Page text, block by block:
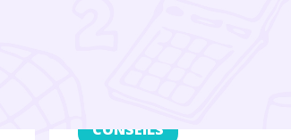
CONSEILS